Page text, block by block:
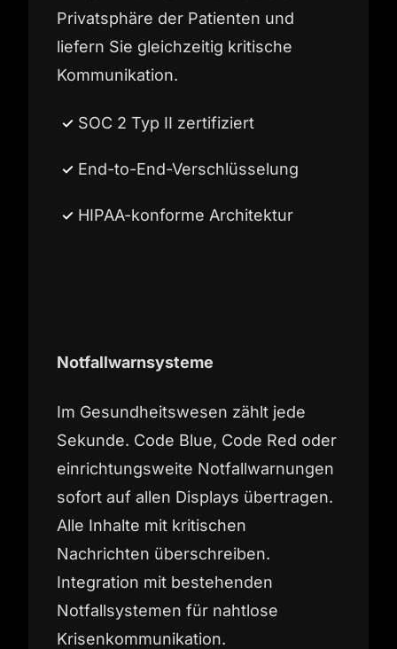
Privatsphäre der Patienten und
liefern Sie gleichzeitig kritische
Kommunikation.
SOC 2 Typ II zertifiziert
End-to-End-Verschlüsselung
HIPAA-konforme Architektur
Notfallwarnsysteme
Im Gesundheitswesen zählt jede
Sekunde. Code Blue, Code Red oder
einrichtungsweite Notfallwarnungen
sofort auf allen Displays übertragen.
Alle Inhalte mit kritischen
Nachrichten überschreiben.
Integration mit bestehenden
Notfallsystemen für nahtlose
Krisenkommunikation.